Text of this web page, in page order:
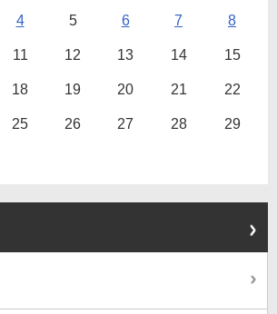
4 5 6 7 8
11 12 13 14 15
18 19 20 21 22
25 26 27 28 29